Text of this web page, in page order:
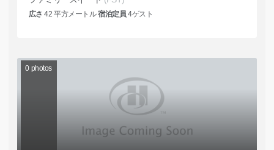
広さ 42 平方メートル宿泊定員 4ゲスト
0 photos